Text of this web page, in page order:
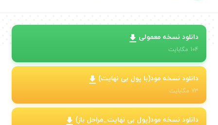
دانلود نسخه معمولی
104 مگابایت
دانلود نسخه مود(با پول بی نهایت)
73 مگابایت
دانلود نسخه مود(پول بی نهایت_مراحل باز)